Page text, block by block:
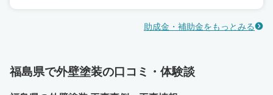
助成金・補助金をもっとみる
福島県で外壁塗装の口コミ・体験談